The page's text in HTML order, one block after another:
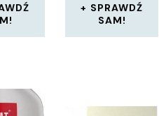
SPRAWDŹ
SAM!